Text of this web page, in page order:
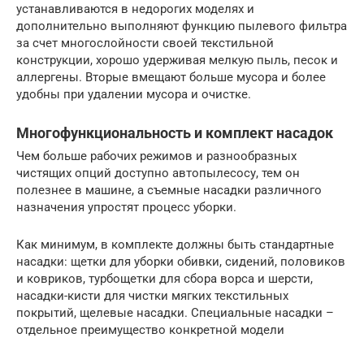
устанавливаются в недорогих моделях и
дополнительно выполняют функцию пылевого фильтра
за счет многослойности своей текстильной
конструкции, хорошо удерживая мелкую пыль, песок и
аллергены. Вторые вмещают больше мусора и более
удобны при удалении мусора и очистке.
Многофункциональность и комплект насадок
Чем больше рабочих режимов и разнообразных
чистящих опций доступно автопылесосу, тем он
полезнее в машине, а съемные насадки различного
назначения упростят процесс уборки.
Как минимум, в комплекте должны быть стандартные
насадки: щетки для уборки обивки, сидений, половиков
и ковриков, турбощетки для сбора ворса и шерсти,
насадки-кисти для чистки мягких текстильных
покрытий, щелевые насадки. Специальные насадки –
отдельное преимущество конкретной модели